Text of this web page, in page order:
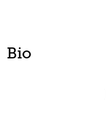
Bio